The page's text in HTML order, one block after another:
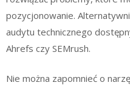
pozycjonowanie.
audytu technicznego
Ahrefs czy SEMrush.
Nie można zapomnieć o